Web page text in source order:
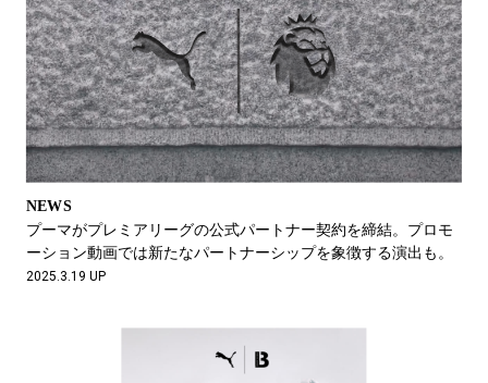
NEWS
プーマがプレミアリーグの公式パートナー契約を締結。プロモ
ーション動画では新たなパートナーシップを象徴する演出も。
2025.3.19 UP